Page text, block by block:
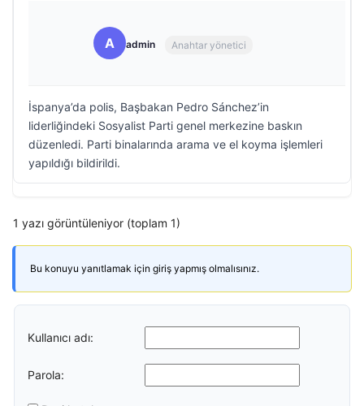
A admin Anahtar yönetici
İspanya’da polis, Başbakan Pedro Sánchez’in
liderliğindeki Sosyalist Parti genel merkezine baskın
düzenledi. Parti binalarında arama ve el koyma işlemleri
yapıldığı bildirildi.
1 yazı görüntüleniyor (toplam 1)
Bu konuyu yanıtlamak için giriş yapmış olmalısınız.
Kullanıcı adı:
Parola: